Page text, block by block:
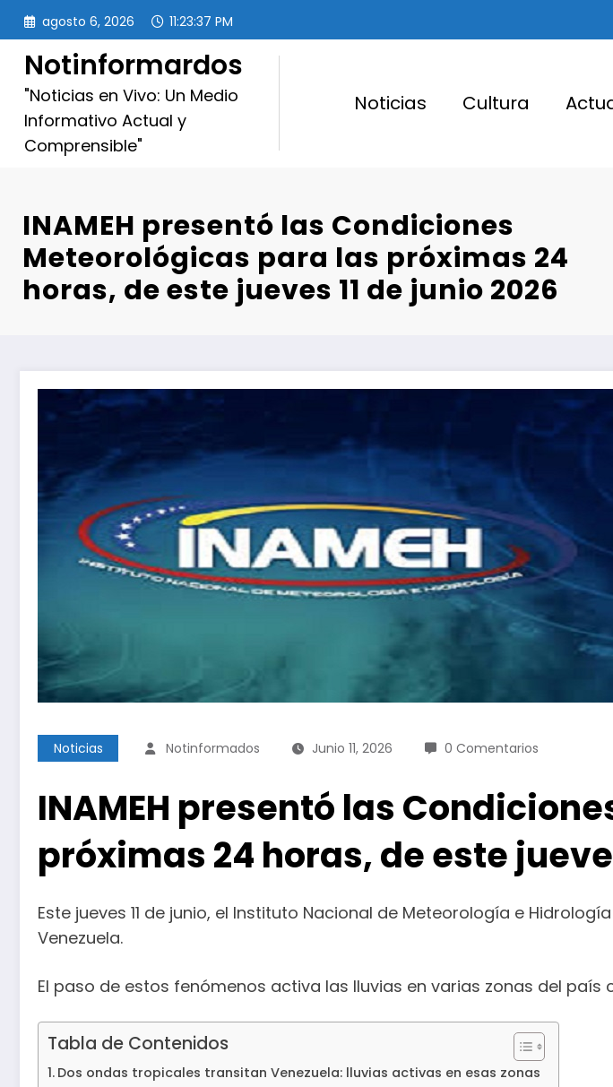
Saltar
contenido
agosto 6, 2026 11:23:38 PM
Notinformardos
"Noticias en Vivo: Un Medio
Informativo Actual y
Comprensible"
Noticias Cultura
INAMEH presentó las Condiciones
Meteorológicas para las próximas 24
horas, de este jueves 11 de junio 2026
Noticias Notinformados Junio 11, 2026 0 Comentarios
INAMEH presentó las
próximas 24 horas, de este
Este jueves 11 de junio, el Instituto Nacional de Meteorología e
Venezuela.
El paso de estos fenómenos activa las lluvias en varias zonas del país
Tabla de Contenidos
Dos ondas tropicales transitan Venezuela: lluvias activas en esas zonas